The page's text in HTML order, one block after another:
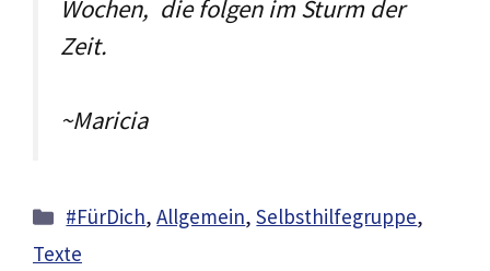
Wochen, die folgen im Sturm der
Zeit.
~Maricia
Kategorien
#FürDich,Allgemein,Selbsthilfegruppe,
Texte